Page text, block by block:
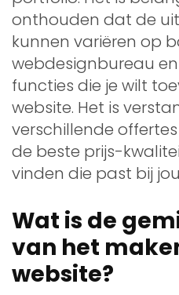
onthouden dat de
kunnen variëren op
webdesignbureau
functies die je wilt
website. Het is
verschillende
de beste prijs-
vinden die past bij
Wat is de
van het
website?